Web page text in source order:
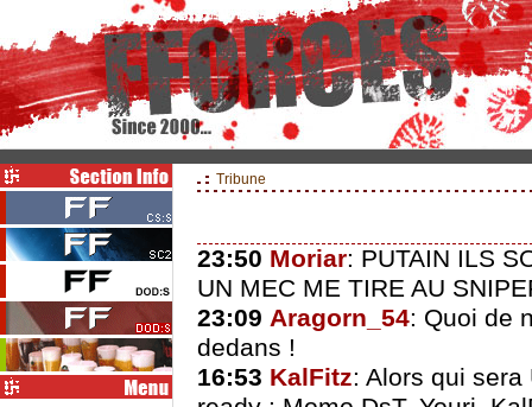
Tribune
23:50 Moriar: PUTAIN ILS
UN MEC ME TIRE AU
23:09 Aragorn_54: Quoi de
dedans !
16:53 KalFitz: Alors qui